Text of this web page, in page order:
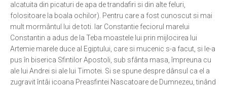
Adicții și vindecări
Gadgeturi cu două tăișuri
Bucătărie biblică
Interviuri
Puncte de Vedere
alcatuita din picaturi de apa de trandafiri si din alte feluri,
folositoare la boala ochilor). Pentru care a fost cunoscut si mai
mult mormântul lui de toti. Iar Constantie feciorul marelui
Constantin a adus de la Teba moastele lui prin mijlocirea lui
Artemie marele duce al Egiptului, care si mucenic s-a facut, si le-a
pus în biserica Sfintilor Apostoli, sub sfânta masa, împreuna cu
ale lui Andrei si ale lui Timotei. Si se spune despre dânsul ca el a
zugravit întâi icoana Preasfintei Nascatoare de Dumnezeu, tinând